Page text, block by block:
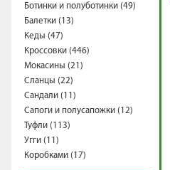
Ботинки и полуботинки (49)
Балетки (13)
Кеды (47)
Кроссовки (446)
Мокасины (21)
Сланцы (22)
Сандали (11)
Сапоги и полусапожки (12)
Туфли (113)
Угги (11)
Коробками (17)